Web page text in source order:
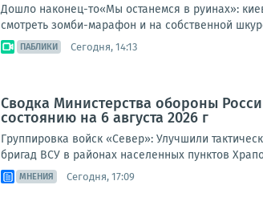
Дошло наконец-то«Мы останемся в руинах»:
смотреть зомби-марафон и на собственной
ПАБЛИКИ Сегодня, 14:13
Сводка Министерства обороны
состоянию на 6 августа 2026 г
Группировка войск «Север»: Улучшили
бригад ВСУ в районах населенных пунктов
МНЕНИЯ Сегодня, 17:09